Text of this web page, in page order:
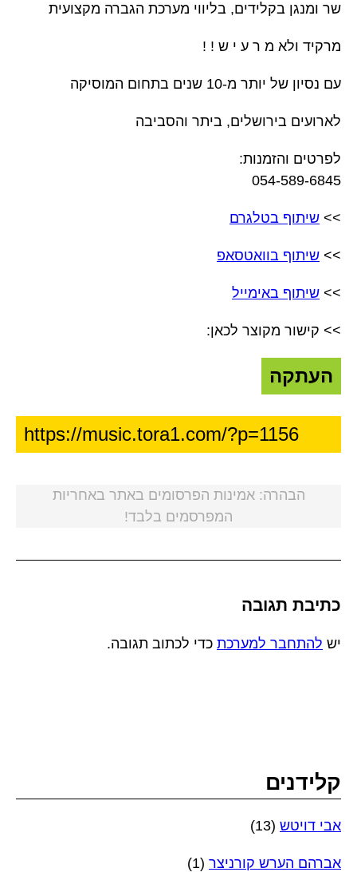
שר ומנגן בקלידים, בליווי מערכת הגברה מקצועית
מרקיד ולא מ ר ע י ש ! !
עם נסיון של יותר מ-10 שנים בתחום המוסיקה
לארועים בירושלים, ביתר והסביבה
לפרטים והזמנות:
054-589-6845
>> שיתוף בטלגרם
>> שיתוף בוואטסאפ
>> שיתוף באימייל
>> קישור מקוצר לכאן:
העתקה
הבהרה: אמינות הפרסומים באתר באחריות
המפרסמים בלבד!
כתיבת תגובה
יש להתחבר למערכת כדי לכתוב תגובה.
קלידנים
אבי דויטש (13)
אברהם הערש קורניצר (1)